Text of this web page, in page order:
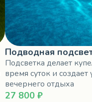
Подводная
Подсветка делает
время суток и
вечернего отдыха
27 800 ₽